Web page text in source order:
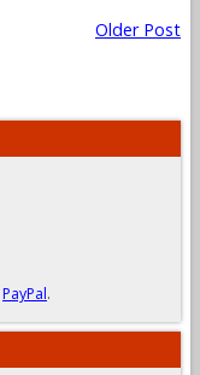
Older Post
PayPal.